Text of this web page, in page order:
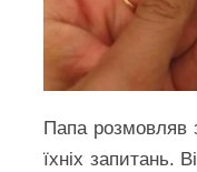
Папа розмовляв
їхніх запитань.